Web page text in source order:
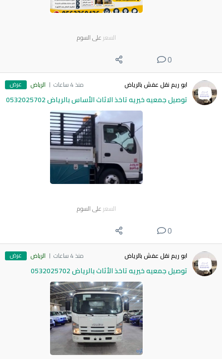
السعر على السوم
0
ابو ريم نقل عفش بالرياض منذ 4 ساعات الرياض عرض
توصيل جمعيه خيريه تاخذ الاثاث الأساس بالرياض 0532025702
السعر على السوم
0
ابو ريم نقل عفش بالرياض منذ 4 ساعات الرياض عرض
توصيل جمعيه خيريه تاخذ الأثاث بالرياض 0532025702